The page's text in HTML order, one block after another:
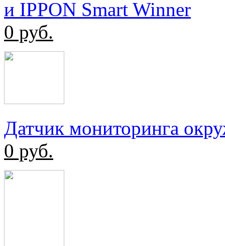
и IPPON Smart Winner
0 руб.
Датчик мониторинга
0 руб.